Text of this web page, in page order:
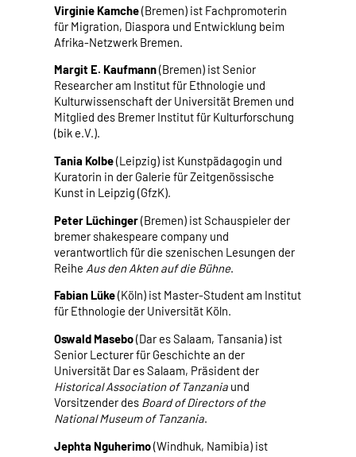
Virginie Kamche(Bremen) ist Fachpromoterin
für Migration, Diaspora und Entwicklung beim
Afrika-Netzwerk Bremen.
Margit E. Kaufmann(Bremen) ist Senior
Researcher am Institut für Ethnologie und
Kulturwissenschaft der Universität Bremen und
Mitglied des Bremer Institut für Kulturforschung
(bik e.V.).
Tania Kolbe(Leipzig) ist Kunstpädagogin und
Kuratorin in der Galerie für Zeitgenössische
Kunst in Leipzig (GfzK).
Peter Lüchinger(Bremen) ist Schauspieler der
bremer shakespeare company und
verantwortlich für die szenischen Lesungen der
Reihe Aus den Akten auf die Bühne.
Fabian Lüke(Köln) ist Master-Student am Institut
für Ethnologie der Universität Köln.
Oswald Masebo(Dar es Salaam, Tansania) ist
Senior Lecturer für Geschichte an der
Universität Dar es Salaam, Präsident der
Historical Association of Tanzania und
Vorsitzender des Board of Directors of the
National Museum of Tanzania.
Jephta Nguherimo(Windhuk, Namibia) ist